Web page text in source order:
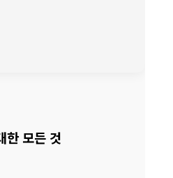
한 모든 것